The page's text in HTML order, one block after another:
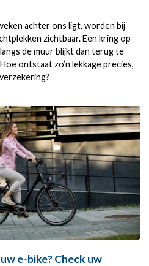
achter ons ligt, worden bij
zichtbaar. Een kring op
de muur blijkt dan terug te
ontstaat zo’n lekkage precies,
e-bike? Check uw